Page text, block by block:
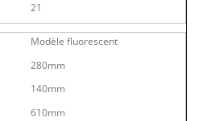
21
Modèle fluorescent
280mm
140mm
610mm